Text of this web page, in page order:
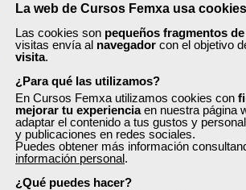
La web de Cursos Femxa usa cookies
Las cookies son pequeños fragmentos
visitas envía al navegador con el objetivo
visita.
¿Para qué las utilizamos?
En Cursos Femxa utilizamos cookies con
mejorar tu experienciaen nuestra página
adaptar el contenido a tus gustos y
y publicaciones en redes sociales.
Puedes obtener más información
información personal.
¿Qué puedes hacer?
PRECIOS OPINIONES
en gestión de proyectos,aprenderás los
comprender cómo a través de una
con el máximo aprovechamiento de los